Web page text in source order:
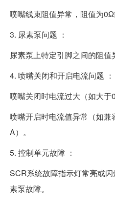
喷嘴线束阻值异常，阻值为0Ω
3. 尿素泵问题 ：
尿素泵上特定引脚之间的阻值
4. 喷嘴关闭和开启电流问题 ：
喷嘴关闭时电流过大（如大于
喷嘴开启时电流值异常（如
A）。
5. 控制单元故障 ：
SCR系统故障指示灯常亮或
素泵故障。